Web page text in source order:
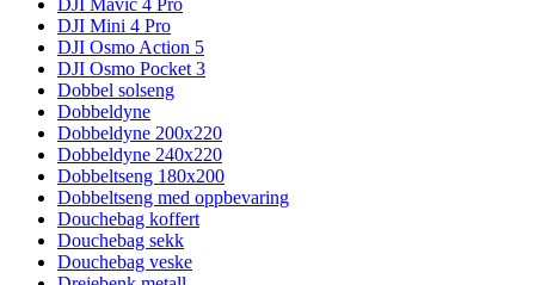
DJI Mavic 4 Pro
DJI Mini 4 Pro
DJI Osmo Action 5
DJI Osmo Pocket 3
Dobbel solseng
Dobbeldyne
Dobbeldyne 200x220
Dobbeldyne 240x220
Dobbeltseng 180x200
Dobbeltseng med oppbevaring
Douchebag koffert
Douchebag sekk
Douchebag veske